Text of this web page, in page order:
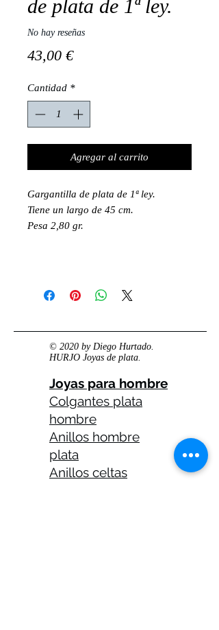
de plata de 1ª ley.
No hay reseñas
43,00 €Precio
Cantidad *
Agregar al carrito
Gargantilla de plata de 1ª ley.
Tiene un largo de 45 cm.
Pesa 2,80 gr.
© 2020 by Diego Hurtado.
HURJO Joyas de plata.
Joyas para hombre
Colgantes plata
hombre
Anillos hombre
plata
Anillos celtas